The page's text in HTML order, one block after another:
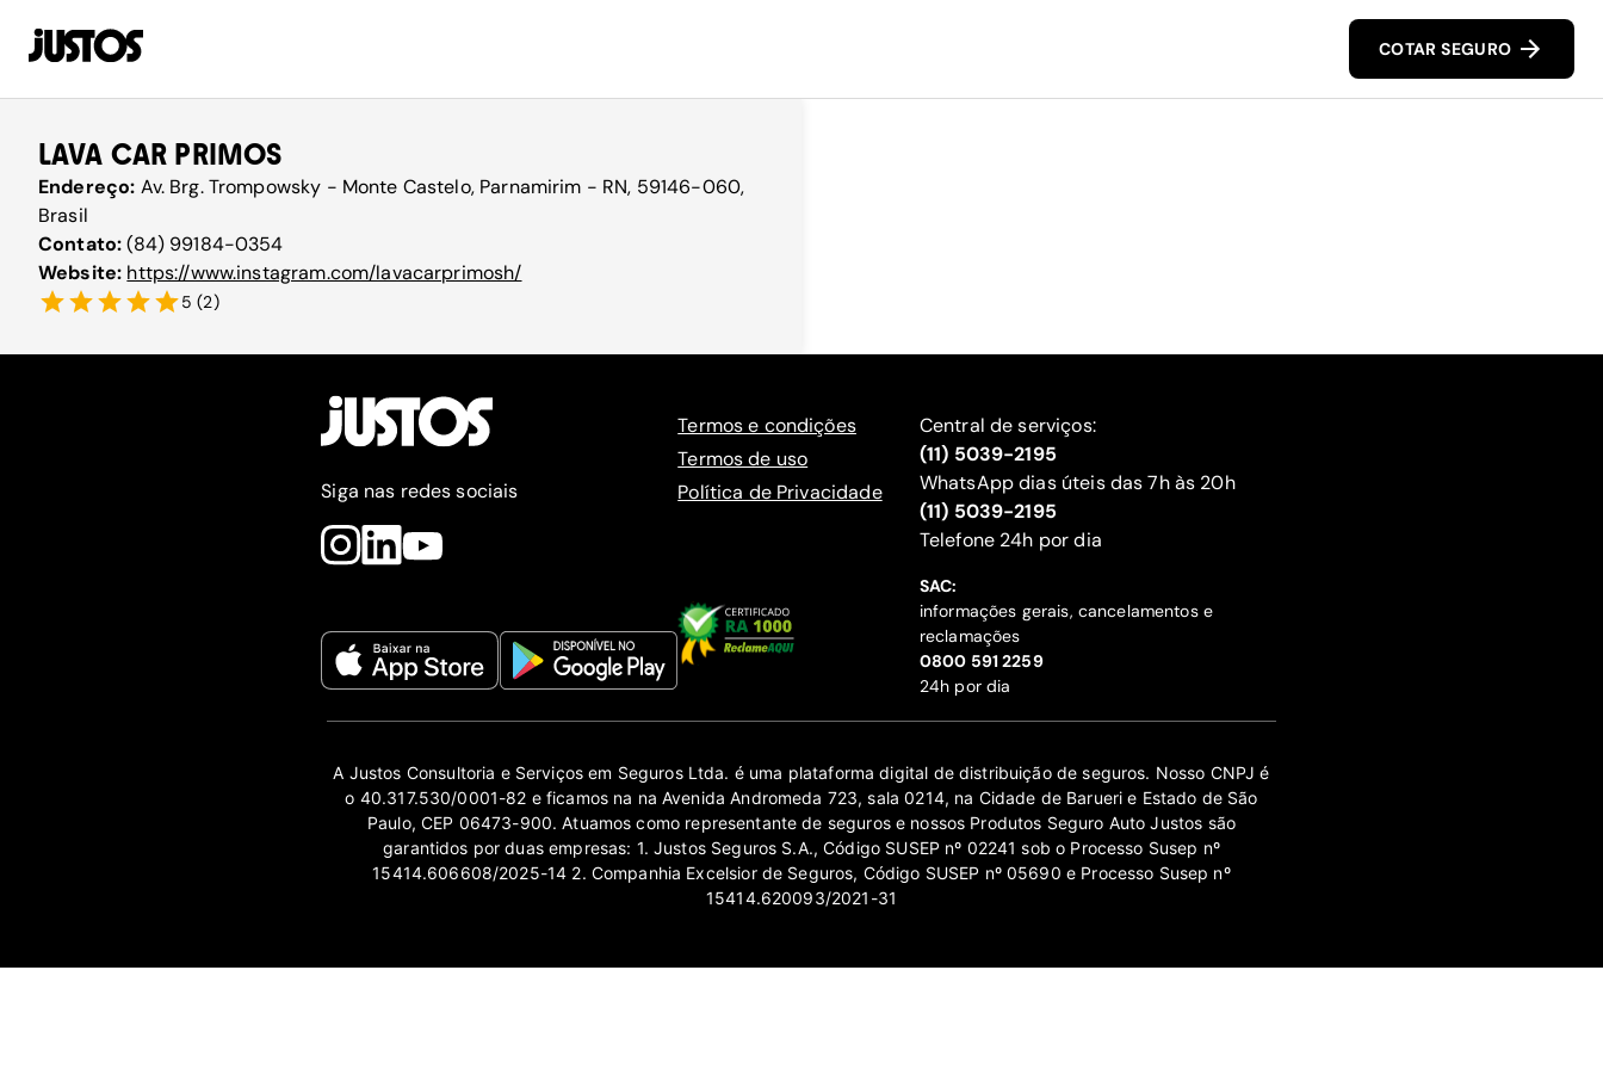
COTAR SEGURO
LAVA CAR PRIMOS
Endereço: Av. Brg. Trompowsky - Monte Castelo, Parnamirim - RN, 59146-060,
Brasil
Contato:(84) 99184-0354
Website: https://www.instagram.com/lavacarprimosh/
5 (2)
Siga nas redes sociais
Termos e condições
Termos de uso
Política de Privacidade
Central de serviços:
(11) 5039-2195
WhatsApp dias úteis das 7h às 20h
(11) 5039-2195
‍Telefone 24h por dia
SAC:
informações gerais, cancelamentos e
reclamações
‍0800 591 2259
24h por dia
A Justos Consultoria e Serviços em Seguros Ltda. é uma plataforma digital de distribuição de seguros. Nosso CNPJ é
o 40.317.530/0001-82 e ficamos na na Avenida Andromeda 723, sala 0214, na Cidade de Barueri e Estado de São
Paulo, CEP 06473-900. Atuamos como representante de seguros e nossos Produtos Seguro Auto Justos são
garantidos por duas empresas: 1. Justos Seguros S.A., Código SUSEP nº 02241 sob o Processo Susep nº
15414.606608/2025-14 2. Companhia Excelsior de Seguros, Código SUSEP nº 05690 e Processo Susep nº
15414.620093/2021-31